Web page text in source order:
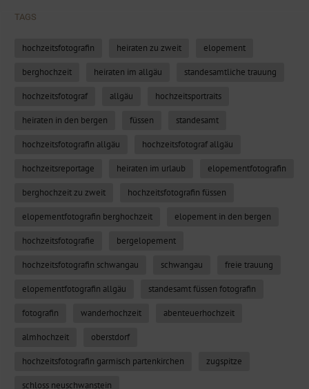
TAGS
hochzeitsfotografin heiraten zu zweit elopement
berghochzeit heiraten im allgäu standesamtliche trauung
hochzeitsfotograf allgäu hochzeitsportraits
heiraten in den bergen füssen standesamt
hochzeitsfotografin allgäu hochzeitsfotograf allgäu
hochzeitsreportage heiraten im urlaub elopementfotografin
berghochzeit zu zweit hochzeitsfotografin füssen
elopementfotografin berghochzeit elopement in den bergen
hochzeitsfotografie bergelopement
hochzeitsfotografin schwangau schwangau freie trauung
elopementfotografin allgäu standesamt füssen fotografin
fotografin wanderhochzeit abenteuerhochzeit
almhochzeit oberstdorf
hochzeitsfotografin garmisch partenkirchen zugspitze
schloss neuschwanstein